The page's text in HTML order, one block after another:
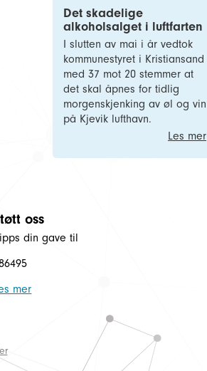
Det skadelige
alkoholsalget i luftfarten
I slutten av mai i år vedtok
kommunestyret i Kristiansand
med 37 mot 20 stemmer at
det skal åpnes for tidlig
morgenskjenking av øl og vin
på Kjevik lufthavn.
Les mer
oss
din gave til
mer